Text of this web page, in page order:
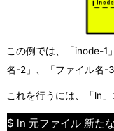
この例では、「inode-1
名-2」、「ファイル名-
これを行うには、「ln」
$ ln 元ファイル 新た